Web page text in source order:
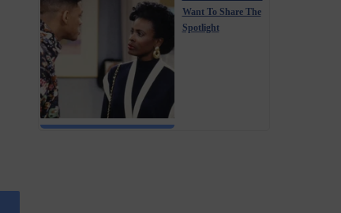
Want To Share The
Spotlight